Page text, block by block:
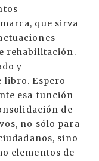
que sirva
rehabilitación.
y
libro. Espero
esa función
de
no sólo para
sino
elementos de